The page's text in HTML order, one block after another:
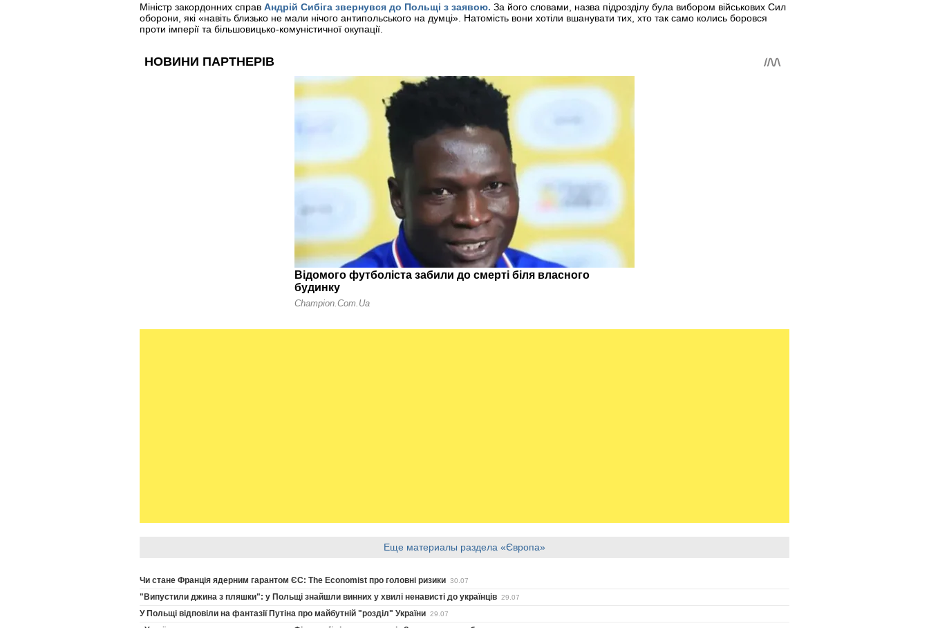
Міністр закордонних справ Андрій Сибіга звернувся до Польщі з заявою. За його словами, назва підрозділу була вибором військових Сил
оборони, які «навіть близько не мали нічого антипольського на думці». Натомість вони хотіли вшанувати тих, хто так само колись боровся
проти імперії та більшовицько-комуністичної окупації.
Еще материалы раздела «Європа»
Чи стане Франція ядерним гарантом ЄС: The Economist про головні ризики 30.07
"Випустили джина з пляшки": у Польщі знайшли винних у хвилі ненависті до українців 29.07
У Польщі відповіли на фантазії Путіна про майбутній "розділ" України 29.07